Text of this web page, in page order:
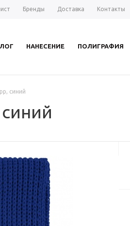
Бренды Доставка Контакты
НАНЕСЕНИЕ ПОЛИГРАФИЯ
синий